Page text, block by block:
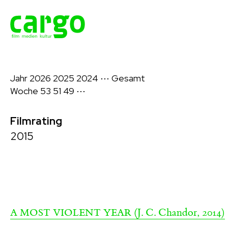
Jahr 2026 2025 2024 ⋯ Gesamt
Woche 53 51 49 ⋯
Filmrating
2015
A MOST VIOLENT YEAR (J. C. Chandor, 2014)